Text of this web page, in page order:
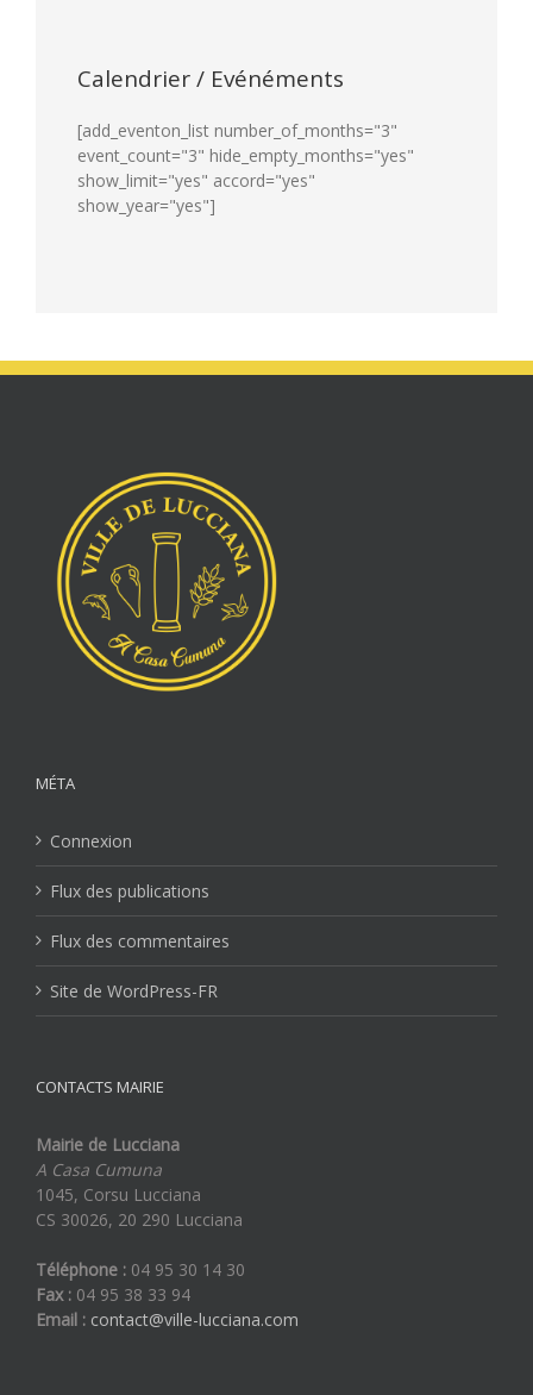
Calendrier / Evénéments
[add_eventon_list number_of_months="3"
event_count="3" hide_empty_months="yes"
show_limit="yes" accord="yes"
show_year="yes"]
MÉTA
Connexion
Flux des publications
Flux des commentaires
Site de WordPress-FR
CONTACTS MAIRIE
Mairie de Lucciana
A Casa Cumuna
1045, Corsu Lucciana
CS 30026, 20 290 Lucciana
Téléphone : 04 95 30 14 30
Fax : 04 95 38 33 94
Email : contact@ville-lucciana.com